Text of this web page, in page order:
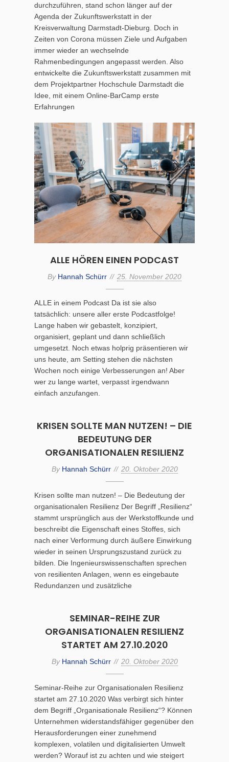
durchzuführen, stand schon länger auf der
Agenda der Zukunftswerkstatt in der
Kreisverwaltung Darmstadt-Dieburg. Doch in
Zeiten von Corona müssen Ziele und Aufgaben
immer wieder an wechselnde
Rahmenbedingungen angepasst werden. Also
entwickelte die Zukunftswerkstatt zusammen mit
dem Projektpartner Hochschule Darmstadt die
Idee, mit einem Online-BarCamp erste
Erfahrungen
ALLE HÖREN EINEN PODCAST
By Hannah Schürr 25. November 2020
ALLE in einem Podcast Da ist sie also
tatsächlich: unsere aller erste Podcastfolge!
Lange haben wir gebastelt, konzipiert,
organisiert, geplant und dann schließlich
umgesetzt. Noch etwas holprig präsentieren wir
uns heute, am Setting stehen die nächsten
Wochen noch einige Verbesserungen an! Aber
wer zu lange wartet, verpasst irgendwann
einfach anzufangen.
KRISEN SOLLTE MAN NUTZEN! – DIE
BEDEUTUNG DER
ORGANISATIONALEN RESILIENZ
By Hannah Schürr 20. Oktober 2020
Krisen sollte man nutzen! – Die Bedeutung der
organisationalen Resilienz Der Begriff „Resilienz“
stammt ursprünglich aus der Werkstoffkunde und
beschreibt die Eigenschaft eines Stoffes, sich
nach einer Verformung durch äußere Einwirkung
wieder in seinen Ursprungszustand zurück zu
bilden. Die Ingenieurswissenschaften sprechen
von resilienten Anlagen, wenn es eingebaute
Redundanzen und zusätzliche
SEMINAR-REIHE ZUR
ORGANISATIONALEN RESILIENZ
STARTET AM 27.10.2020
By Hannah Schürr 20. Oktober 2020
Seminar-Reihe zur Organisationalen Resilienz
startet am 27.10.2020 Was verbirgt sich hinter
dem Begriff „Organisationale Resilienz“? Können
Unternehmen widerstandsfähiger gegenüber den
Herausforderungen einer zunehmend
komplexen, volatilen und digitalisierten Umwelt
werden? Worauf ist zu achten und wie steigert